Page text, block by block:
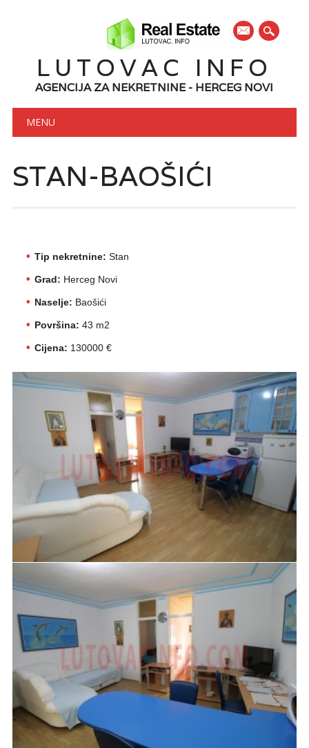
mail
LUTOVAC INFO
AGENCIJA ZA NEKRETNINE - HERCEG NOVI
Main menu
MENU
STAN-BAOŠIĆI
Tip nekretnine: Stan
Grad: Herceg Novi
Naselje: Baošići
Površina: 43 m2
Cijena: 130000 €